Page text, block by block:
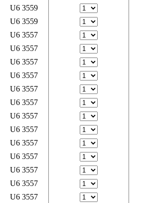
U6 3559
U6 3559
U6 3557
U6 3557
U6 3557
U6 3557
U6 3557
U6 3557
U6 3557
U6 3557
U6 3557
U6 3557
U6 3557
U6 3557
U6 3557